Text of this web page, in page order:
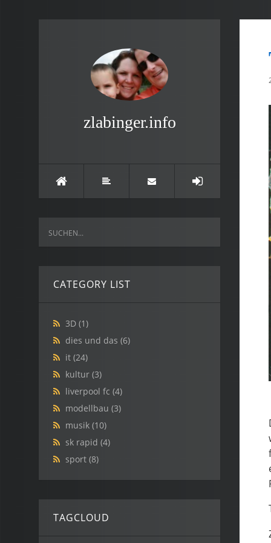
zlabinger.info
CATEGORY LIST
3D (1)
dies und das (6)
it (24)
kultur (3)
liverpool fc (4)
modellbau (3)
musik (10)
sk rapid (4)
sport (8)
TAGCLOUD